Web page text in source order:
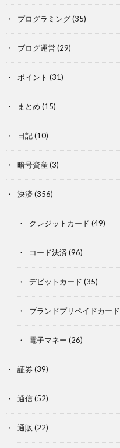
プログラミング(35)
ブログ運営(29)
ポイント (31)
まとめ (15)
日記(10)
暗号資産 (3)
決済 (356)
クレジットカード (49)
コード決済 (96)
デビットカード (35)
ブランドプリペイドカード
電子マネー (26)
証券(39)
通信(52)
通販 (22)